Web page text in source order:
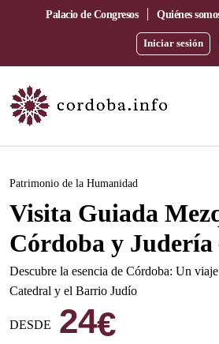
Palacio de Congresos Quiénes
Iniciar sesión
Este evento ha pasado.
Patrimonio de la Humanidad
Visita Guiada
Córdoba y
Descubre la esencia de Córdoba: Un
Catedral y el Barrio Judío
DESDE 24€